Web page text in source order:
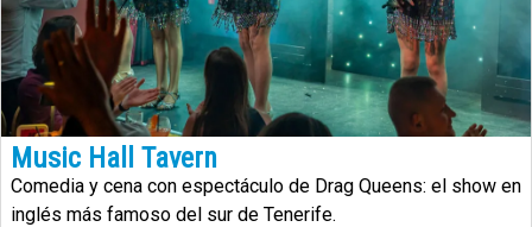
Music Hall Tavern
Comedia y cena con espectáculo de Drag Queens: el show en
inglés más famoso del sur de Tenerife.